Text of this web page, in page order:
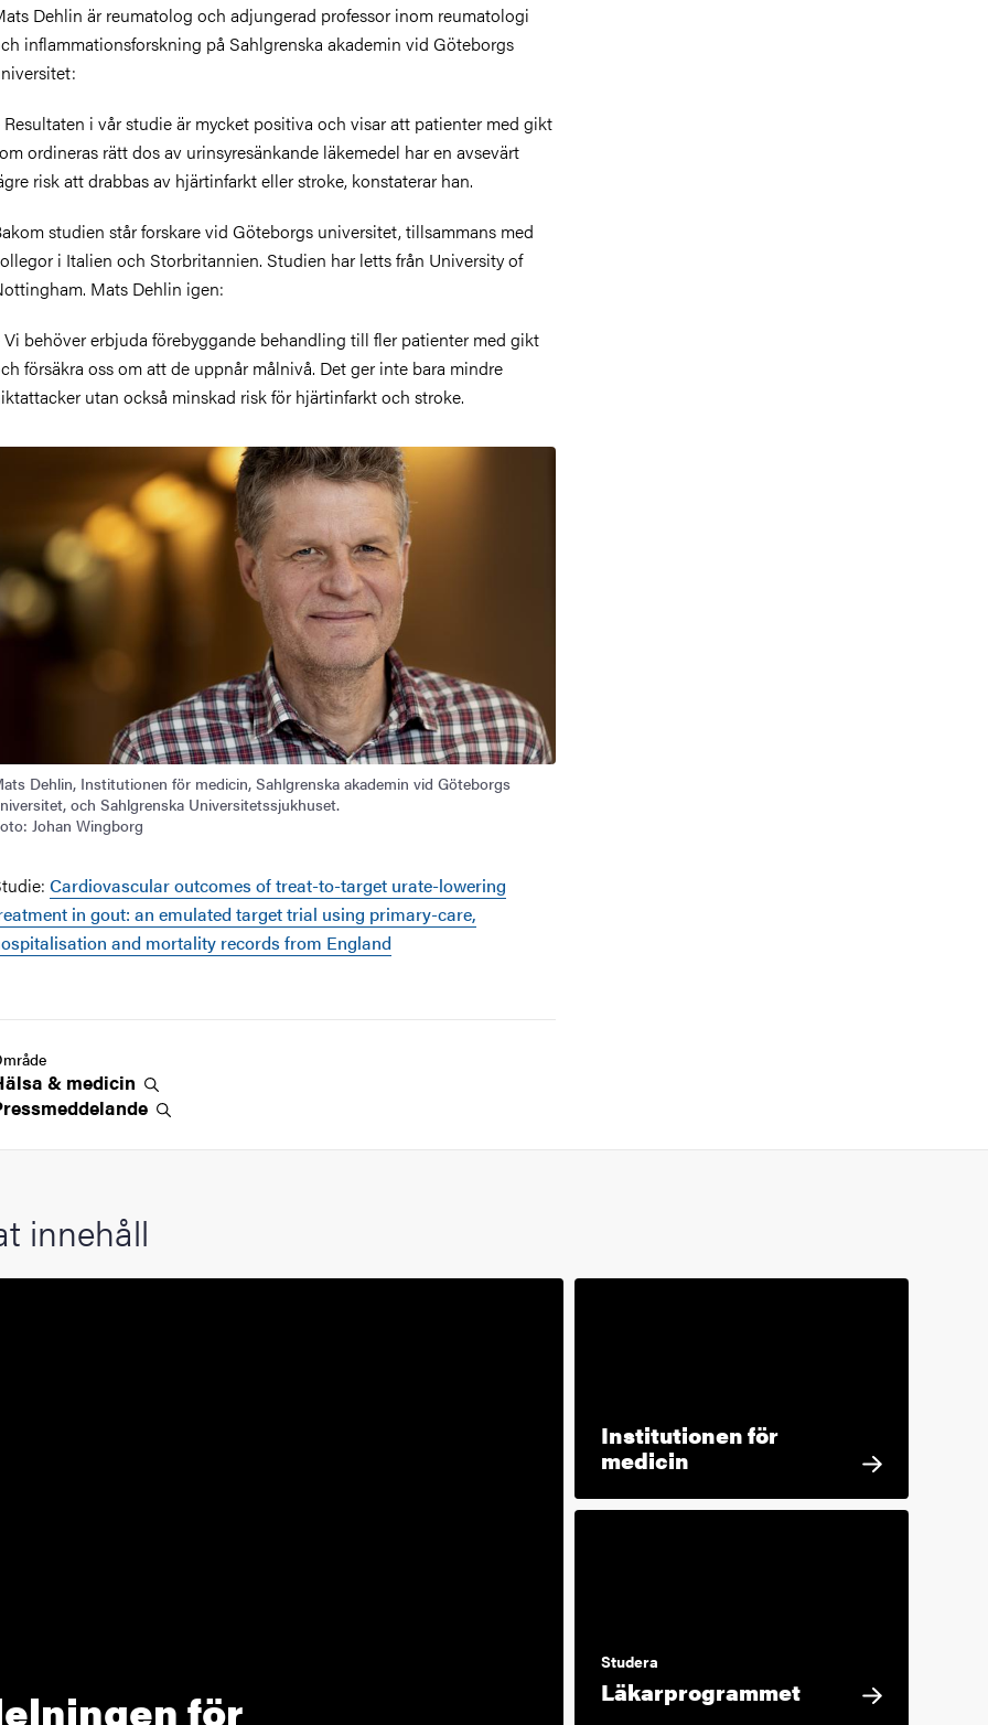
Dehlin är reumatolog och adjungerad professor inom reumatologi
inflammationsforskning på Sahlgrenska akademin vid Göteborgs
Resultaten i vår studie är mycket positiva och visar att patienter med gikt
ordineras rätt dos av urinsyresänkande läkemedel har en avsevärt
risk att drabbas av hjärtinfarkt eller stroke, konstaterar han.
studien står forskare vid Göteborgs universitet, tillsammans med
i Italien och Storbritannien. Studien har letts från University of
Mats Dehlin igen:
Vi behöver erbjuda förebyggande behandling till fler patienter med gikt
försäkra oss om att de uppnår målnivå. Det ger inte bara mindre
utan också minskad risk för hjärtinfarkt och stroke.
Dehlin, Institutionen för medicin, Sahlgrenska akademin vid Göteborgs
och Sahlgrenska Universitetssjukhuset.
Johan Wingborg
Cardiovascular outcomes of treat-to-target urate-lowering
in gout: an emulated target trial using primary-care,
and mortality records from England
& medicin
innehåll
för
Institutionen för
medicin
Studera
Läkarprogrammet